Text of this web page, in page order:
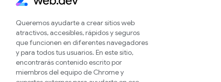
Queremos ayudarte a crear sitios web
atractivos, accesibles, rápidos y seguros
que funcionen en diferentes navegadores
y para todos tus usuarios. En este sitio,
encontrarás contenido escrito por
miembros del equipo de Chrome y